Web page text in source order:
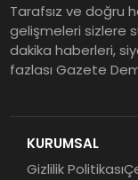
Tarafsız ve doğru
gelişmeleri sizlere
dakika haberleri,
fazlası Gazete
KURUMSAL
Gizlilik Politikası